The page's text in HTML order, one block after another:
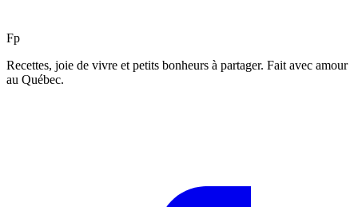
Fp
Recettes, joie de vivre et petits bonheurs à partager. Fait avec amour
au Québec.